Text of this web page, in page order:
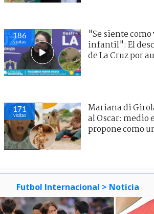
186
visitas
"Se siente
infantil": El
de La Cruz por
171
visitas
Mariana di
al Oscar: medio
propone como
Futbol Internacional > Noticia